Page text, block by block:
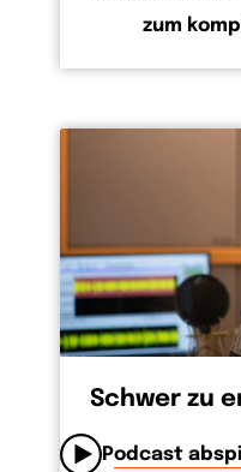
zum
Schwer zu
Podcast